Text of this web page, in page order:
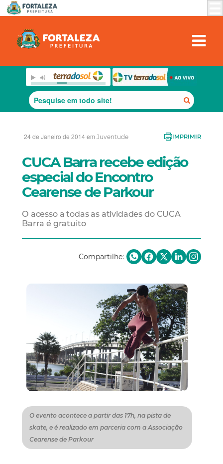
24 de Janeiro de 2014 em Juventude IMPRIMIR
CUCA Barra recebe edição
especial do Encontro
Cearense de Parkour
O acesso a todas as atividades do CUCA
Barra é gratuito
Compartilhe:
O evento acontece a partir das 17h, na pista de
skate, e é realizado em parceria com a Associação
Cearense de Parkour